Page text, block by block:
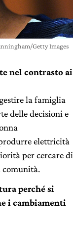
Getty Images
nel contrasto ai
la famiglia
delle decisioni e
elettricità
per cercare di
comunità.
perché si
i cambiamenti